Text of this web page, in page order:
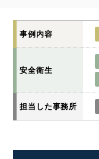
事例内容
安全衛生
担当した事務所